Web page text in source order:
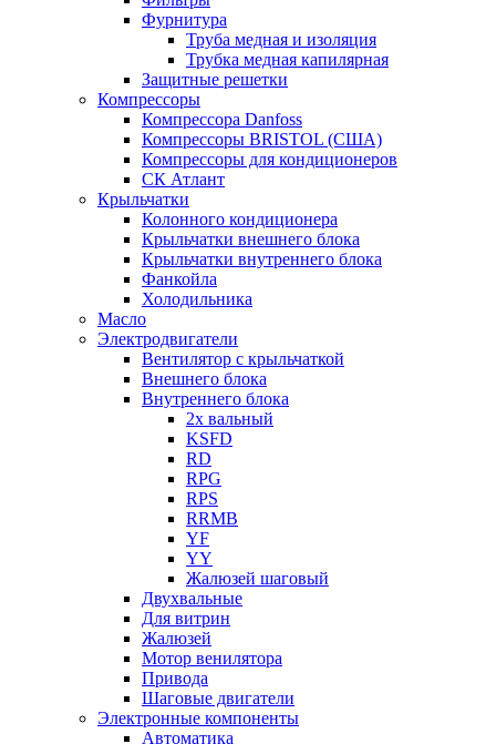
Фурнитура
Труба медная и изоляция
Трубка медная капилярная
Защитные решетки
Компрессоры
Компрессора Danfoss
Компрессоры BRISTOL (США)
Компрессоры для кондиционеров
СК Атлант
Крыльчатки
Колонного кондиционера
Крыльчатки внешнего блока
Крыльчатки внутреннего блока
Фанкойла
Холодильника
Масло
Электродвигатели
Вентилятор с крыльчаткой
Внешнего блока
Внутреннего блока
2х вальный
KSFD
RD
RPG
RPS
RRMB
YF
YY
Жалюзей шаговый
Двухвальные
Для витрин
Жалюзей
Мотор венилятора
Привода
Шаговые двигатели
Электронные компоненты
Автоматика